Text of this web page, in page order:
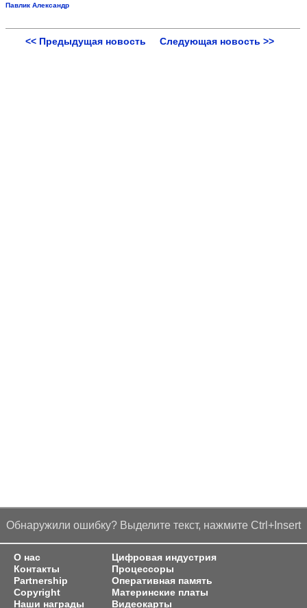
Павлик Александр
<< Предыдущая новость Следующая новость >>
Обнаружили ошибку? Выделите текст, нажмите Ctrl+Insert
О нас
Контакты
Partnership
Copyright
Наши награды
Цифровая индустрия
Процессоры
Оперативная память
Материнские платы
Видеокарты